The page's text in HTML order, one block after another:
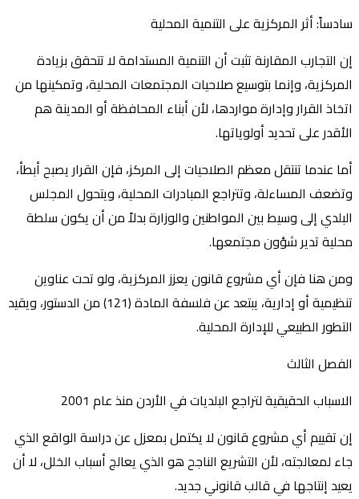
سادساً: أثر المركزية على التنمية المحلية
إن التجارب المقارنة تثبت أن التنمية المستدامة لا تتحقق بزيادة
المركزية، وإنما بتوسيع صلاحيات المجتمعات المحلية، وتمكينها من
اتخاذ القرار وإدارة مواردها، لأن أبناء المحافظة أو المدينة هم
الأقدر على تحديد أولوياتها.
أما عندما تنتقل معظم الصلاحيات إلى المركز، فإن القرار يصبح أبطأ،
وتضعف المساءلة، وتتراجع المبادرات المحلية، ويتحول المجلس
البلدي إلى وسيط بين المواطنين والوزارة بدلاً من أن يكون سلطة
محلية تدير شؤون مجتمعها.
ومن هنا فإن أي مشروع قانون يعزز المركزية، ولو تحت عناوين
تنظيمية أو إدارية، يبتعد عن فلسفة المادة (121) من الدستور، ويقيد
التطور الطبيعي للإدارة المحلية.
الفصل الثالث
الاسباب الحقيقية لتراجع البلديات في الأردن منذ عام 2001
إن تقييم أي مشروع قانون لا يكتمل بمعزل عن دراسة الواقع الذي
جاء لمعالجته، لأن التشريع الناجح هو الذي يعالج أسباب الخلل، لا أن
يعيد إنتاجها في قالب قانوني جديد.